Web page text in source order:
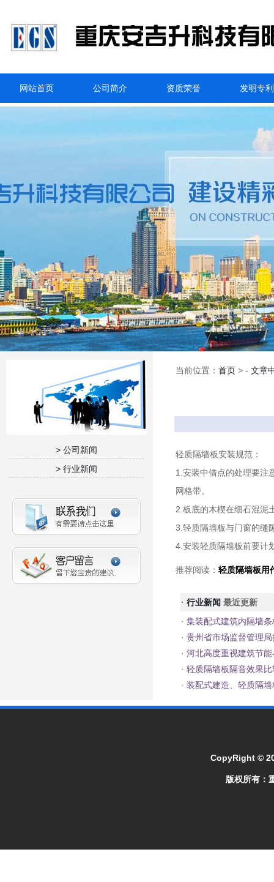
网站首页 公司简介 资质荣誉 发明专利
> 公司新闻
> 行业新闻
当前位置： 首页 > - 文章
轻质隔墙板安装规范：
1.安装中借点的处理要注
网格带。
2.板底的木楔在细石混泥
3.轻质隔墙板与门窗的缝
4.安装轻质隔墙板前要计
推荐阅读： 轻质隔墙板用
· 行业新闻 最近更新
· 集装配式建筑内隔墙
· 贵州省市场监督管理
· 河北高度重视建筑节
· 轻质隔墙板隔音效果
· 装配式建造、轻质隔
CopyRight ©
版权所有：